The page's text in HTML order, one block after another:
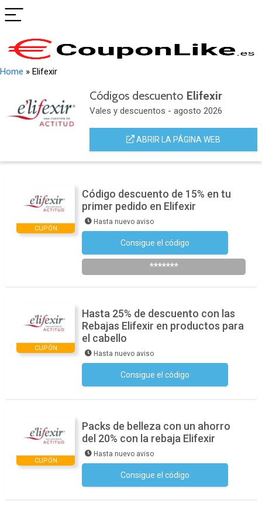
Home » Elifexir
Códigos descuento Elifexir
Vales y descuentos - agosto 2026
ABRIR LA PÁGINA WEB
CUPÓN
Código descuento de 15% en tu
primer pedido en Elifexir
Hasta nuevo aviso
Consigue el código
*******
CUPÓN
Hasta 25% de descuento con las
Rebajas Elifexir en productos para
el cabello
Hasta nuevo aviso
Consigue el código
CUPÓN
Packs de belleza con un ahorro
del 20% con la rebaja Elifexir
Hasta nuevo aviso
Consigue el código